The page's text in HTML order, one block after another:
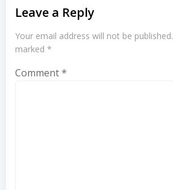
Leave a Reply
Your email address will not be published.
marked *
Comment*